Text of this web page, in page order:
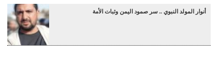
أنوار المولد النبوي .. سر صمود اليمن وثبات الأمة